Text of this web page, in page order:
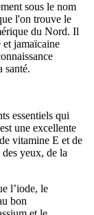
sous le nom
l'on trouve le
du Nord. Il
jamaïcaine
santé.
essentiels qui
une excellente
vitamine E et de
yeux, de la
l’iode, le
bon